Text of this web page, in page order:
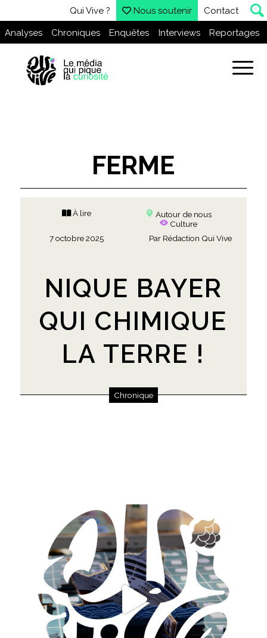
Qui Vive ? Nous soutenir Contact
Analyses Chroniques Enquêtes Interviews Reportages
FERME
À lire
Autour de nous
Culture
7 octobre 2025
Par Rédaction Qui Vive
NIQUE BAYER
QUI CHIMIQUE
LA TERRE !
Chronique